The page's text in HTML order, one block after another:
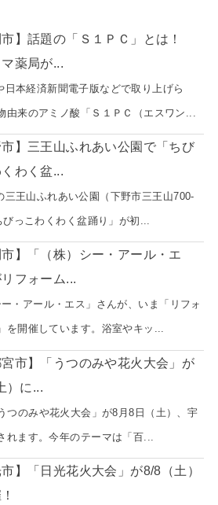
市】話題の「Ｓ１ＰＣ」とは！
薬局が...
日本経済新聞電子版などで取り上げら
由来のアミノ酸「Ｓ１ＰＣ（エスワン...
市】三王山ふれあい公園で「ちび
わく盆...
三王山ふれあい公園（下野市三王山700-
っこわくわく盆踊り」が初...
市】「（株）シー・アール・エ
フォーム...
ー・アール・エス」さんが、いま「リフォ
を開催しています。浴室やキッ...
宮市】「うつのみや花火大会」が
）に...
つのみや花火大会」が8月8日（土）、宇
れます。今年のテーマは「百...
市】「日光花火大会」が8/8（土）